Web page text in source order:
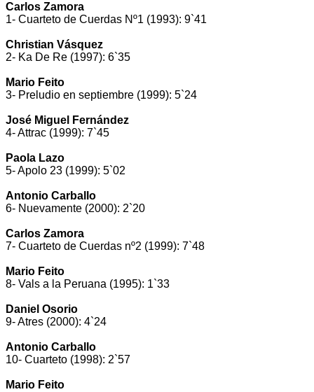
Carlos Zamora
1- Cuarteto de Cuerdas Nº1 (1993): 9`41
Christian Vásquez
2- Ka De Re (1997): 6`35
Mario Feito
3- Preludio en septiembre (1999): 5`24
José Miguel Fernández
4- Attrac (1999): 7`45
Paola Lazo
5- Apolo 23 (1999): 5`02
Antonio Carballo
6- Nuevamente (2000): 2`20
Carlos Zamora
7- Cuarteto de Cuerdas nº2 (1999): 7`48
Mario Feito
8- Vals a la Peruana (1995): 1`33
Daniel Osorio
9- Atres (2000): 4`24
Antonio Carballo
10- Cuarteto (1998): 2`57
Mario Feito